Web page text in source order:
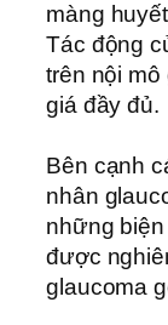
màng
Tác động
trên nội
giá đầy đủ.
Bên cạnh
nhân
những
được
glaucoma